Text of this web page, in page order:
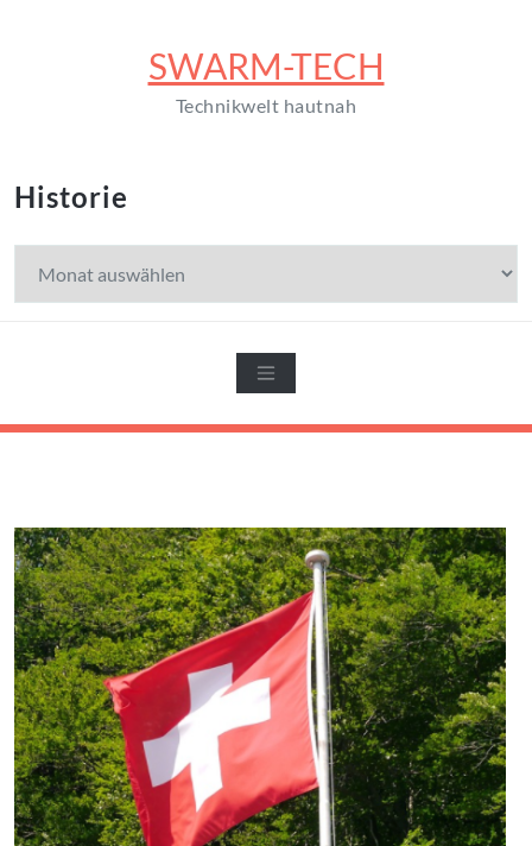
SWARM-TECH
Technikwelt hautnah
Historie